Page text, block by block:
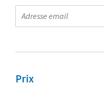
E-
mail
Prix